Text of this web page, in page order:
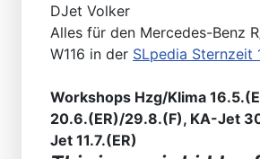
DJet Volker
Alles für den Mercedes-Benz
W116 in der SLpedia Sternzeit
Workshops Hzg/Klima
20.6.(ER)/29.8.(F), KA-Jet
Jet 11.7.(ER)